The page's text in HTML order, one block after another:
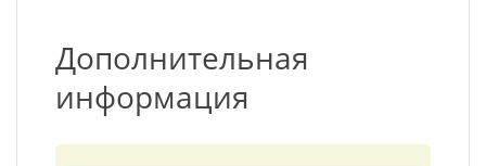
Дополнительная
информация